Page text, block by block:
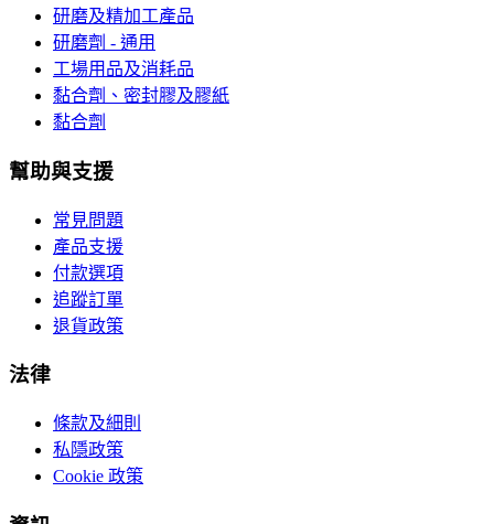
研磨及精加工產品
研磨劑 - 通用
工場用品及消耗品
黏合劑、密封膠及膠紙
黏合劑
幫助與支援
常見問題
產品支援
付款選項
追蹤訂單
退貨政策
法律
條款及細則
私隱政策
Cookie 政策